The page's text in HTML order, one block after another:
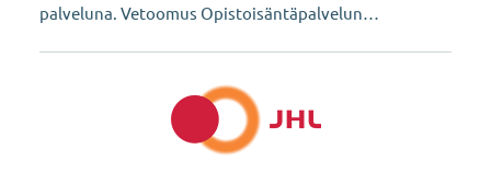
palveluna. Vetoomus Opistoisäntäpalvelun…